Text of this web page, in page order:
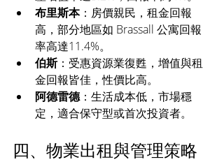
布里斯本：房價親民，租金回報
高，部分地區如 Brassall 公寓回報
率高達11.4%。
伯斯：受惠資源業復甦，增值與租
金回報皆佳，性價比高。
阿德雷德：生活成本低，市場穩
定，適合保守型或首次投資者。
四、物業出租與管理策略